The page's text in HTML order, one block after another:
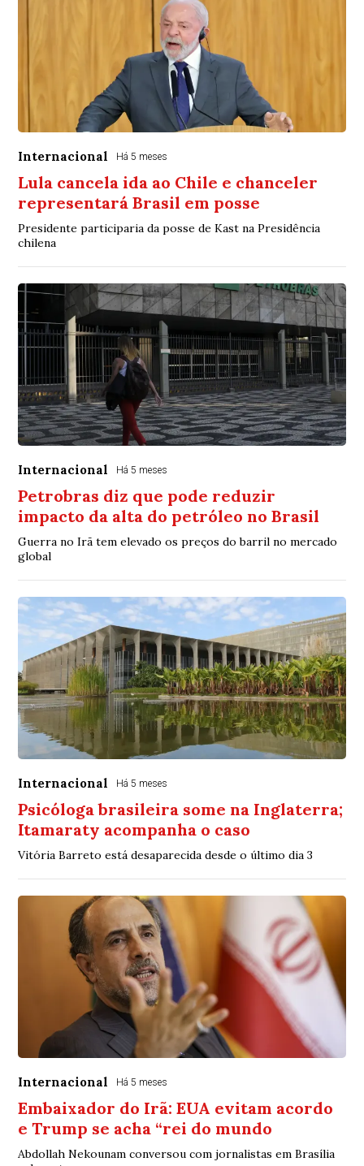
Internacional Há 5 meses
Lula cancela ida ao Chile e chanceler
representará Brasil em posse
Presidente participaria da posse de Kast na Presidência
chilena
Internacional Há 5 meses
Petrobras diz que pode reduzir
impacto da alta do petróleo no Brasil
Guerra no Irã tem elevado os preços do barril no mercado
global
Internacional Há 5 meses
Psicóloga brasileira some na Inglaterra;
Itamaraty acompanha o caso
Vitória Barreto está desaparecida desde o último dia 3
Internacional Há 5 meses
Embaixador do Irã: EUA evitam acordo
e Trump se acha “rei do mundo
Abdollah Nekounam conversou com jornalistas em Brasília